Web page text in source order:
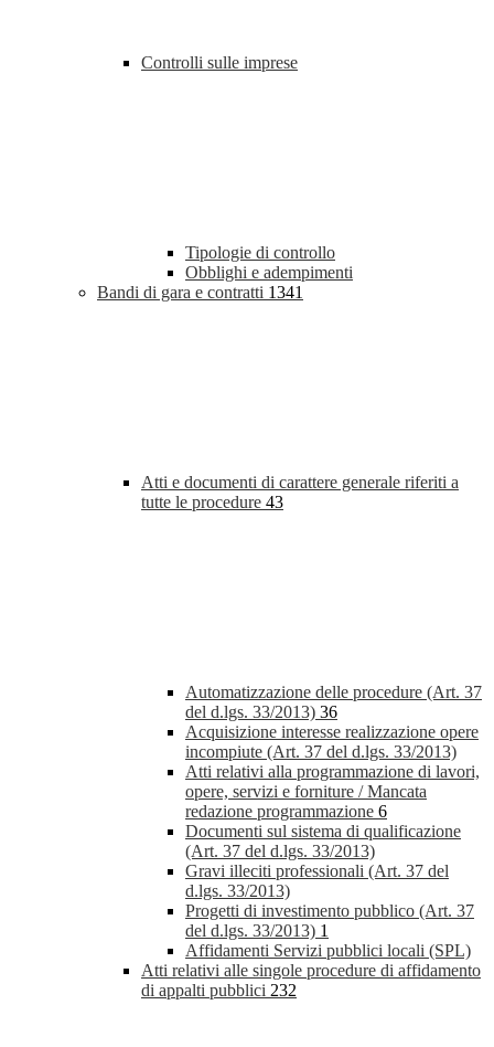
Controlli sulle imprese
Tipologie di controllo
Obblighi e adempimenti
Bandi di gara e contratti 1341
Atti e documenti di carattere generale riferiti a
tutte le procedure 43
Automatizzazione delle procedure (Art. 37
del d.lgs. 33/2013) 36
Acquisizione interesse realizzazione opere
incompiute (Art. 37 del d.lgs. 33/2013)
Atti relativi alla programmazione di lavori,
opere, servizi e forniture / Mancata
redazione programmazione 6
Documenti sul sistema di qualificazione
(Art. 37 del d.lgs. 33/2013)
Gravi illeciti professionali (Art. 37 del
d.lgs. 33/2013)
Progetti di investimento pubblico (Art. 37
del d.lgs. 33/2013) 1
Affidamenti Servizi pubblici locali (SPL)
Atti relativi alle singole procedure di affidamento
di appalti pubblici 232